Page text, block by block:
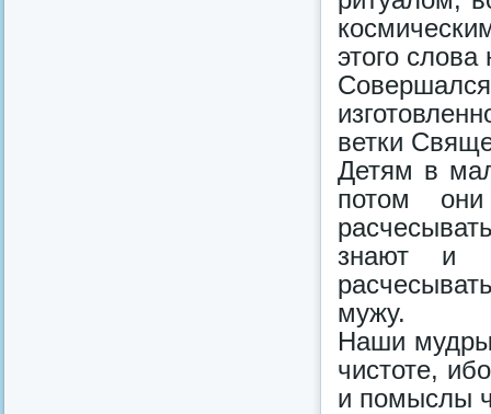
этого
ветки
Детям в
потом
знают и
мужу.
Наши
чистоте,
и помыслы